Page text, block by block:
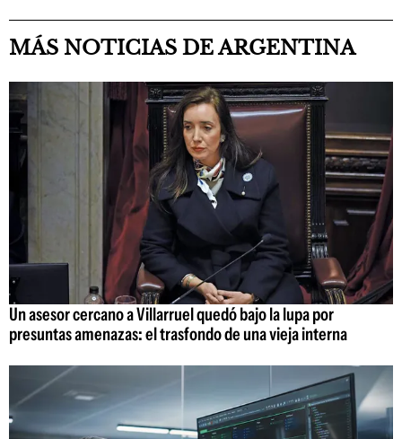
MÁS NOTICIAS DE ARGENTINA
Un asesor cercano a Villarruel quedó bajo la lupa por
presuntas amenazas: el trasfondo de una vieja interna